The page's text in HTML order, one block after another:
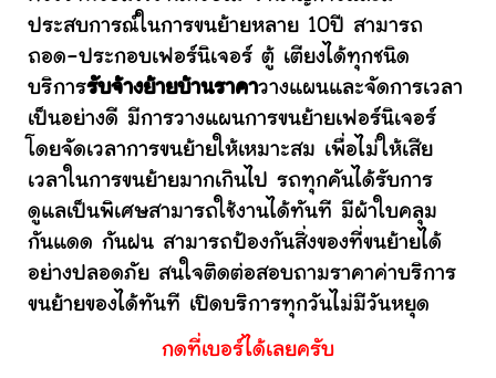
ประสบการณ์ในการขนย้ายหลาย 10ปี สามารถ
ถอด-ประกอบเฟอร์นิเจอร์ ตู้ เตียงได้ทุกชนิด
บริการรับจ้างย้ายบ้านราคาวางแผนและจัดการเวลา
เป็นอย่างดี มีการวางแผนการขนย้ายเฟอร์นิเจอร์
โดยจัดเวลาการขนย้ายให้เหมาะสม เพื่อไม่ให้เสีย
เวลาในการขนย้ายมากเกินไป รถทุกคันได้รับการ
ดูแลเป็นพิเศษสามารถใช้งานได้ทันที มีผ้าใบคลุม
กันแดด กันฝน สามารถป้องกันสิ่งของที่ขนย้ายได้
อย่างปลอดภัย สนใจติดต่อสอบถามราคาค่าบริการ
ขนย้ายของได้ทันที เปิดบริการทุกวันไม่มีวันหยุด
กดที่เบอร์ได้เลยครับ